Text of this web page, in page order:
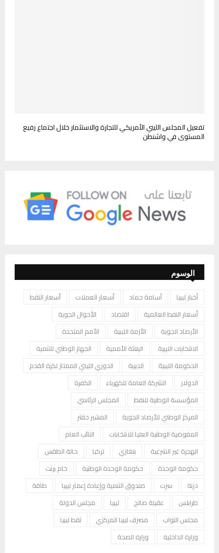
تفعيل المجلس الليبي الأمريكي للتجارة والاستثمار خلال اجتماع رفيع
المستوى في واشنطن
الوسوم
أخبار ليبيا أسامة حماد أسعار العملات
أسعار النفط
أسعار النفط العالمية
اقتصاد
الأحوال الجوية
الأرصاد الجوية
الأزمة الليبية
الأمم المتحدة
الانتخابات الليبية
البعثة الأممية
الجهاز الوطني للتنمية
الحكومة الليبية
الدبيبة
الدوري الليبي الممتاز لكرة القدم
الدولار
الشركة العامة للكهرباء
الكفرة
المؤسسة الوطنية للنفط
المجلس الرئاسي
المركز الوطني للأرصاد الجوية
المشير حفتر
المفوضية الوطنية العليا للانتخابات
النائب العام
الهجرة غير الشرعية
بنغازي تركيا
حالة الطقس
حكومة الوحدة
حكومة الوحدة الوطنية
خام برنت
درنة
سرت صندوق التنمية وإعادة إعمار ليبيا
طاقة
طرابلس
عقيلة صالح ليبيا
مجلس الدولة
مجلس النواب
مصرف ليبيا المركزي
نفط ليبيا
وزارة الداخلية
وزارة الصحة